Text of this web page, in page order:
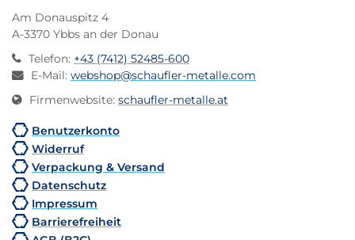
Am Donauspitz 4
A-3370 Ybbs an der Donau
Telefon: +43 (7412) 52485-600
E-Mail: webshop@schaufler-metalle.com
Firmenwebsite: schaufler-metalle.at
Benutzerkonto
Widerruf
Verpackung & Versand
Datenschutz
Impressum
Barrierefreiheit